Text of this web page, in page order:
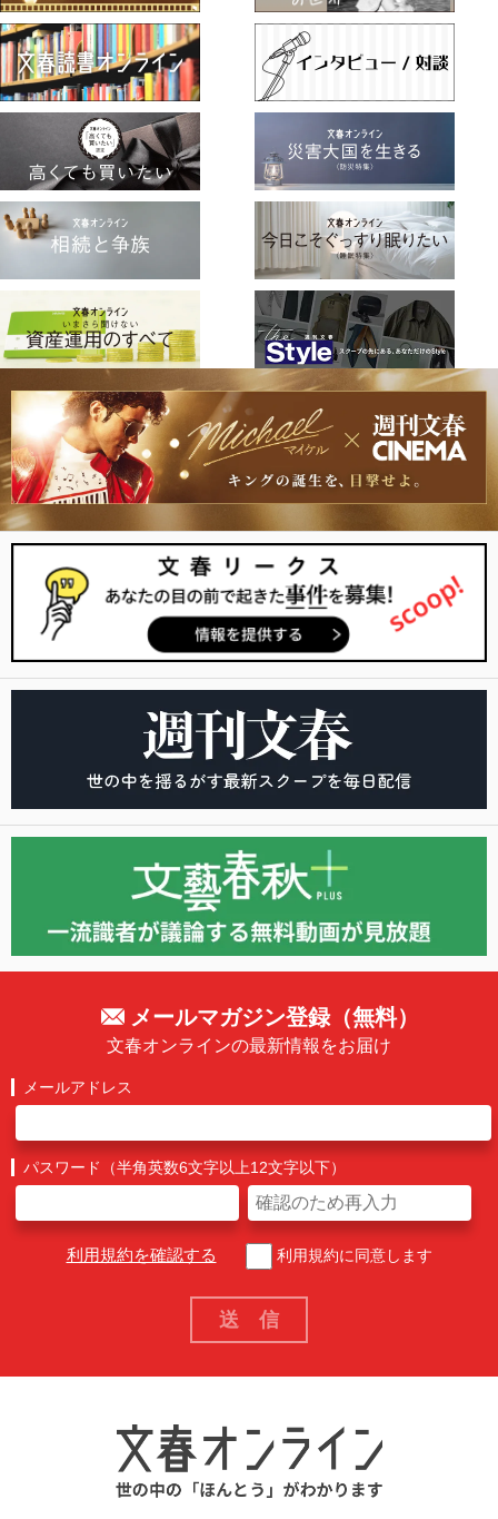
メールマガジン登録（無料）
文春オンラインの最新情報をお届け
メールアドレス
パスワード（半角英数6文字以上12文字以下）
利用規約を確認する 利用規約に同意します